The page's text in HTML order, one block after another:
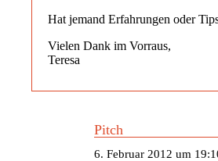
Hat jemand Erfahrungen oder
Vielen Dank im Vorraus,
Teresa
Pitch
6. Februar 2012 um